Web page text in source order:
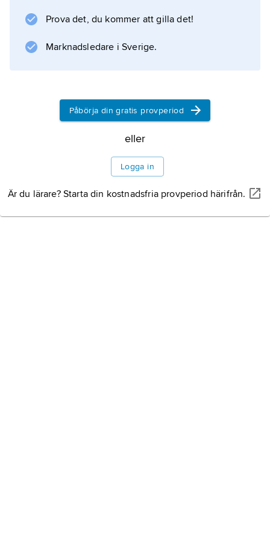
geologisk tidsskala
.
Information om artikeln
Prova det, du kommer att gilla det!
Marknadsledare i Sverige.
Påbörja din gratis provperiod
eller
Logga in
Är du lärare? Starta din kostnadsfria provperiod härifrån.